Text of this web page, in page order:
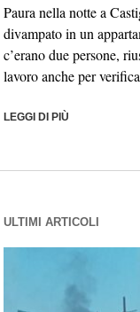
Paura nella notte a
divampato in un
c’erano due persone,
lavoro anche per
LEGGI DI PIÙ
ULTIMI ARTICOLI